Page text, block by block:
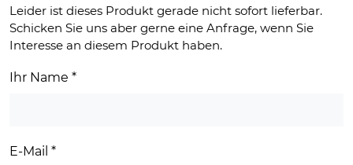
Leider ist dieses Produkt gerade nicht sofort lieferbar.
Schicken Sie uns aber gerne eine Anfrage, wenn Sie
Interesse an diesem Produkt haben.
Ihr Name *
E-Mail *